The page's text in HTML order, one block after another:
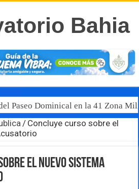
Paseo Dominical en la 41 Zona
/ Concluye curso sobre el
el Nuevo Sistema